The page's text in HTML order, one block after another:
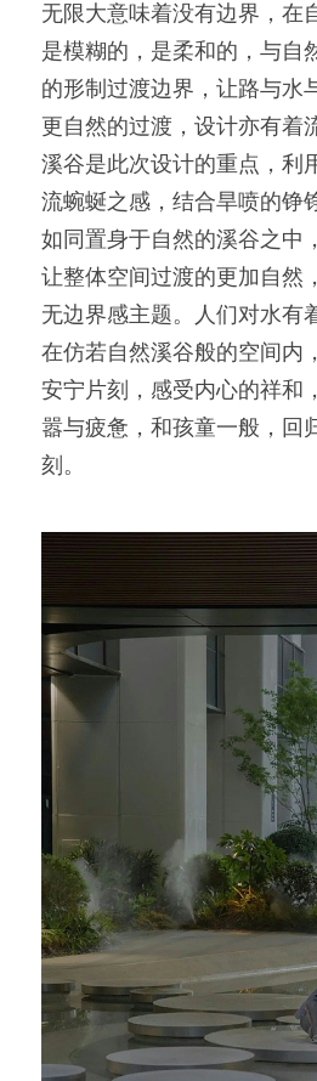
无限大意味着没有边界，在
是模糊的，是柔和的，与自
的形制过渡边界，让路与水
更自然的过渡，设计亦有着
溪谷是此次设计的重点，利
流蜿蜒之感，结合旱喷的铮
如同置身于自然的溪谷之中
让整体空间过渡的更加自然
无边界感主题。人们对水有
在仿若自然溪谷般的空间内
安宁片刻，感受内心的祥和
嚣与疲惫，和孩童一般，回
刻。